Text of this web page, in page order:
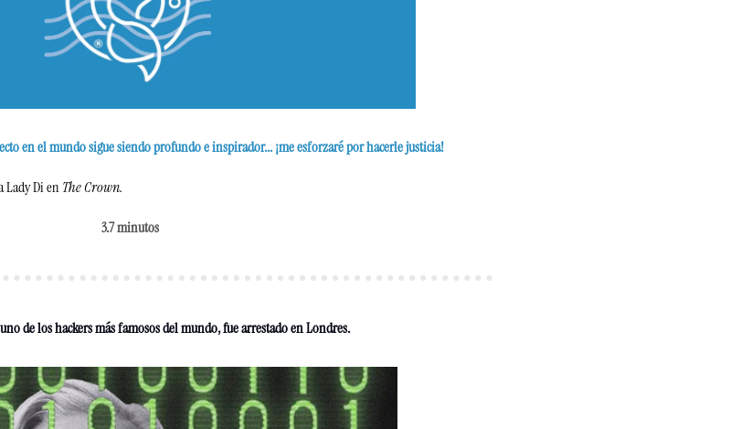
en el mundo sigue siendo profundo e inspirador... ¡me esforzaré por hacerle justicia!
Lady Di en The Crown.
3.7 minutos
de los hackers más famosos del mundo, fue arrestado en Londres.